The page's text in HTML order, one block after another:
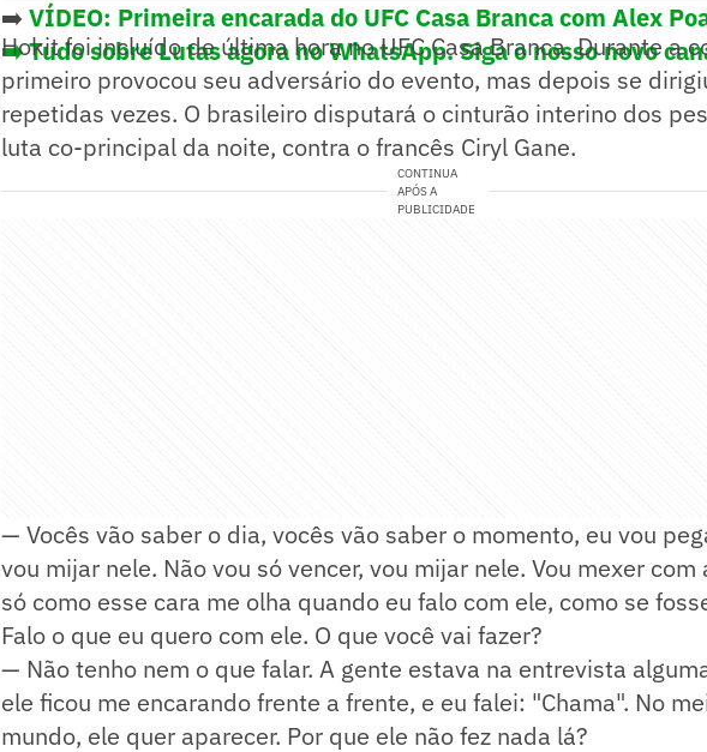
➡️ VÍDEO: Primeira encarada do UFC Casa Branca com Alex
➡️ Tudo sobre Lutas agora no WhatsApp. Siga o nosso novo
Hokit foi incluído de última hora no UFC Casa Branca. Durante a
primeiro provocou seu adversário do evento, mas depois se
repetidas vezes. O brasileiro disputará o cinturão interino dos
luta co-principal da noite, contra o francês Ciryl Gane.
CONTINUA
APÓS A
PUBLICIDADE
— Vocês vão saber o dia, vocês vão saber o momento, eu vou
vou mijar nele. Não vou só vencer, vou mijar nele. Vou mexer com
só como esse cara me olha quando eu falo com ele, como se
Falo o que eu quero com ele. O que você vai fazer?
— Não tenho nem o que falar. A gente estava na entrevista
ele ficou me encarando frente a frente, e eu falei: "Chama". No
mundo, ele quer aparecer. Por que ele não fez nada lá?